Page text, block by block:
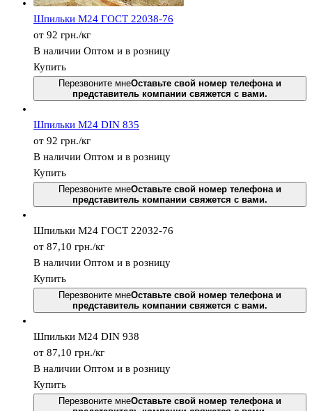
Шпильки М24 ГОСТ 22038-76
от 92 грн./кг
В наличии Оптом и в розницу
Купить
Перезвоните мнеОставьте свой номер телефона и
представитель компании свяжется с вами.
Шпильки М24 DIN 835
от 92 грн./кг
В наличии Оптом и в розницу
Купить
Перезвоните мнеОставьте свой номер телефона и
представитель компании свяжется с вами.
Шпильки М24 ГОСТ 22032-76
от 87,10 грн./кг
В наличии Оптом и в розницу
Купить
Перезвоните мнеОставьте свой номер телефона и
представитель компании свяжется с вами.
Шпильки М24 DIN 938
от 87,10 грн./кг
В наличии Оптом и в розницу
Купить
Перезвоните мнеОставьте свой номер телефона и